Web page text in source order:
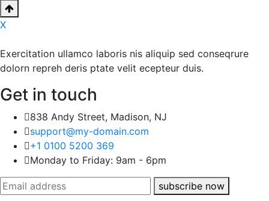
X
Exercitation ullamco laboris nis aliquip sed conseqrure
dolorn repreh deris ptate velit ecepteur duis.
Get in touch
838 Andy Street, Madison, NJ
support@my-domain.com
+1 0100 5200 369
Monday to Friday: 9am - 6pm
subscribe now